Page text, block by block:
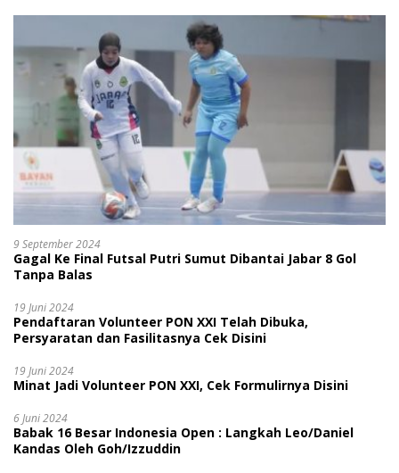
9 September 2024
Gagal Ke Final Futsal Putri Sumut Dibantai Jabar 8 Gol
Tanpa Balas
19 Juni 2024
Pendaftaran Volunteer PON XXI Telah Dibuka,
Persyaratan dan Fasilitasnya Cek Disini
19 Juni 2024
Minat Jadi Volunteer PON XXI, Cek Formulirnya Disini
6 Juni 2024
Babak 16 Besar Indonesia Open : Langkah Leo/Daniel
Kandas Oleh Goh/Izzuddin